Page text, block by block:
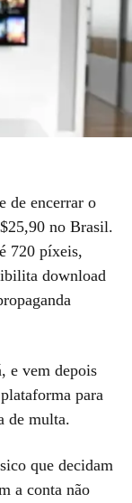
de encerrar o
no Brasil.
720 píxeis,
download
e vem depois
para
de multa.
que decidam
a conta não